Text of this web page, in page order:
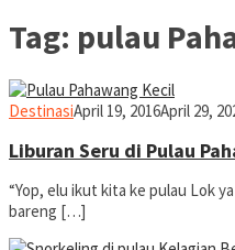
Tag: pulau
Destinasiyopiefranz
April 19, 2016April 29,
Liburan Seru di Pulau
“Yop, elu ikut kita ke pulau Lok
bareng […]